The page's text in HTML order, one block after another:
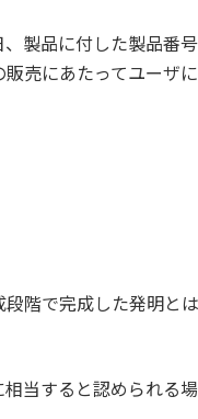
製品に付した製品番
売にあたってユーザ
階で完成した発明と
当すると認められる